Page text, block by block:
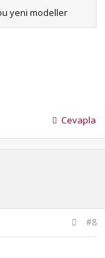
yeni modeller
Cevapla
#8